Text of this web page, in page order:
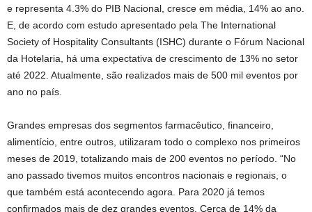
e representa 4.3% do PIB Nacional, cresce em média, 14% ao ano.
E, de acordo com estudo apresentado pela The International
Society of Hospitality Consultants (ISHC) durante o Fórum Nacional
da Hotelaria, há uma expectativa de crescimento de 13% no setor
até 2022. Atualmente, são realizados mais de 500 mil eventos por
ano no país.
Grandes empresas dos segmentos farmacêutico, financeiro,
alimentício, entre outros, utilizaram todo o complexo nos primeiros
meses de 2019, totalizando mais de 200 eventos no período. “No
ano passado tivemos muitos encontros nacionais e regionais, o
que também está acontecendo agora. Para 2020 já temos
confirmados mais de dez grandes eventos. Cerca de 14% da